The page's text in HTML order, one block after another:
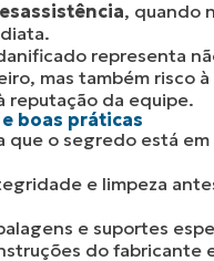
, quando
representa
mas também risco
reputação da equipe.
boas práticas
que o segredo está em
e limpeza
e suportes
do fabricante